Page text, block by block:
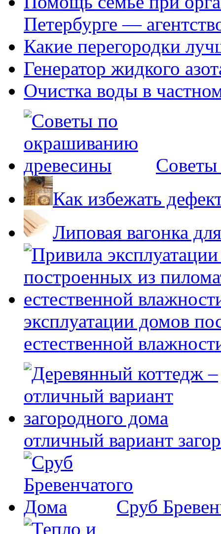
Петербурге —
Какие перегородки
Генератор жидкого
Очистка воды в
Как избежать
Липовая вагонка
эксплуатации домов
естественной
отличный вариант
Сруб